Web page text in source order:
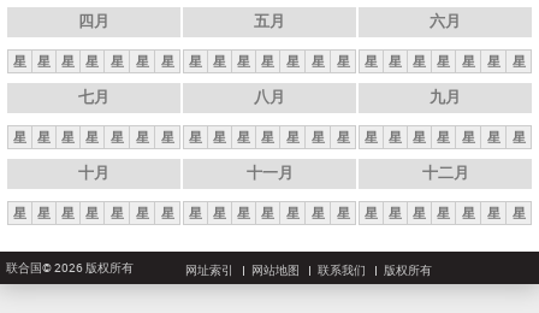
四月
星 星 星 星 星 星 星
五月
星 星 星 星 星 星 星
六月
星 星 星 星 星 星 星
七月
星 星 星 星 星 星 星
八月
星 星 星 星 星 星 星
九月
星 星 星 星 星 星 星
十月
星 星 星 星 星 星 星
十一月
星 星 星 星 星 星 星
十二月
星 星 星 星 星 星 星
联合国© 2026 版权所有 网址索引 网站地图 联系我们 版权所有